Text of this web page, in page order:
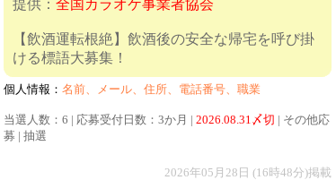
提供： 全国カラオケ事業者協会
【飲酒運転根絶】飲酒後の安全な帰宅を呼び掛
ける標語大募集！
個人情報： 名前、メール、住所、電話番号、職業
当選人数：6 | 応募受付日数：3か月 | 2026.08.31〆切 | その他応
募 | 抽選
2026年05月28日 (16時48分)掲載